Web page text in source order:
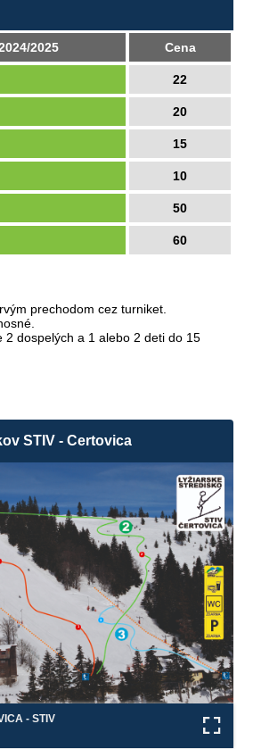
2025 Cena
22
20
15
10
50
60
prechodom cez turniket.
2 dospelých a 1 alebo 2 deti do 15
STIV - Certovica
1
2
3
❌ ❌
- STIV